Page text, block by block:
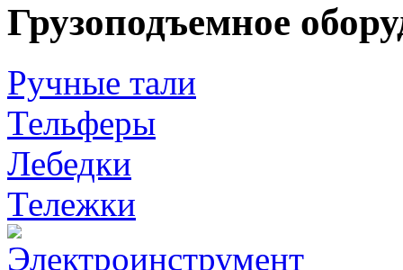
Грузоподъемное
Ручные тали
Тельферы
Лебедки
Тележки